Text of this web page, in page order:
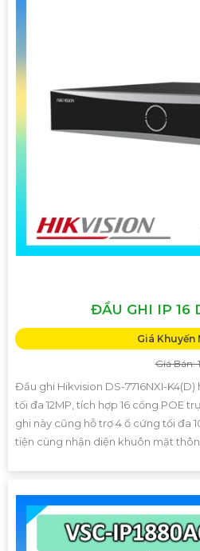
ĐẦU GHI IP 16
Giá Khuyến
Giá Bán:
Đầu ghi Hikvision DS-7716NXI-
tối đa 12MP, tích hợp 16 cổng POE
ghi này cũng hỗ trợ 4 ổ cứng tối đa
tiện cùng nhận diện khuôn mặt